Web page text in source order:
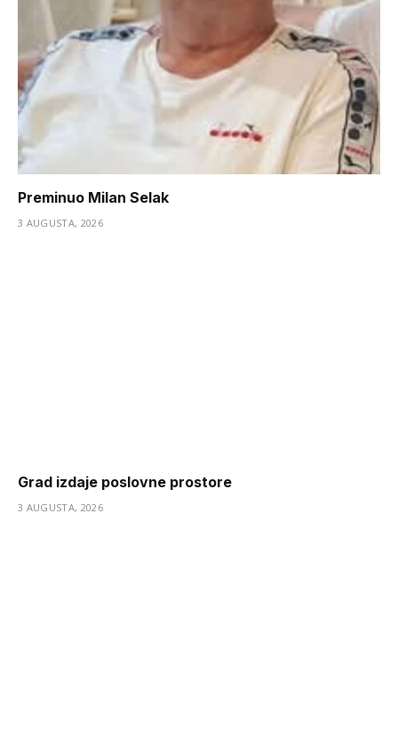
Preminuo Milan Selak
3 AUGUSTA, 2026
Grad izdaje poslovne prostore
3 AUGUSTA, 2026